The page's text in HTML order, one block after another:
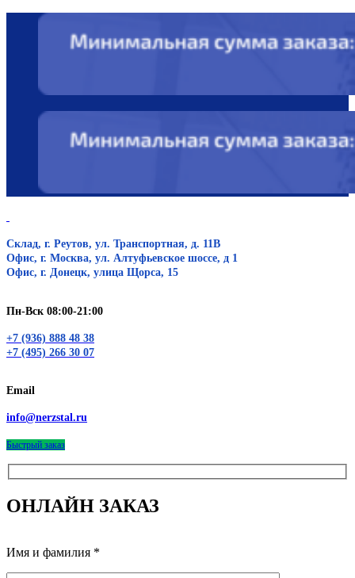
Склад, г. Реутов, ул. Транспортная, д. 11В
Офис, г. Москва, ул. Алтуфьевское шоссе, д 1
Офис, г. Донецк, улица Щорса, 15
Пн-Вск 08:00-21:00
+7 (936) 888 48 38
+7 (495) 266 30 07
Email
info@nerzstal.ru
Быстрый заказ
ОНЛАЙН ЗАКАЗ
Имя и фамилия *